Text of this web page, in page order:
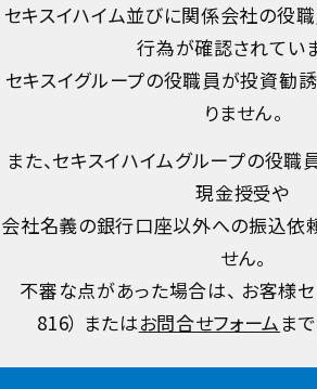
セキスイハイム並びに関係会社の役
行為が確認されていま
セキスイグループの役職員が投資勧
りません。
また、セキスイハイムグループの役職
現金授受や
会社名義の銀行口座以外への振込依
せん。
不審な点があった場合は、 お客様セ
816） またはお問合せフォームま